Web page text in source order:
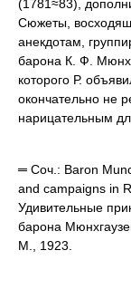
(1781≈83),
Сюжеты,
анекдотам,
барона К. Ф.
которого Р.
окончательно не
нарицательным
═ Соч.: Baron
and campaigns in
Удивительные
барона
М., 1923.